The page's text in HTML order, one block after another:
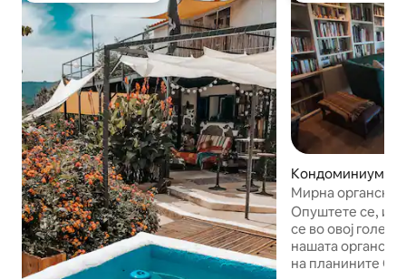
Кондоминиум во
ranco
Мирна органска
планините. Брз
Опуштете се,
се во овој голем,
нашата
на планините